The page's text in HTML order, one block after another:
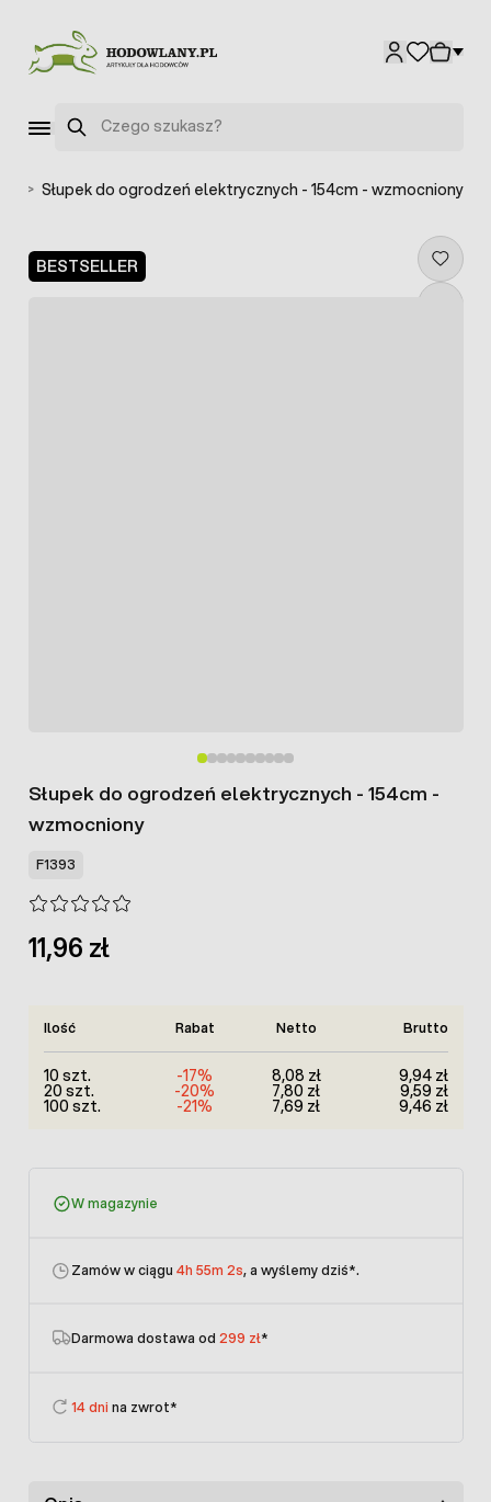
Szukaj
> Słupek do ogrodzeń elektrycznych - 154cm - wzmocniony
BESTSELLER
Słupek do ogrodzeń elektrycznych - 154cm -
wzmocniony
F1393
11,96 zł
Ilość Rabat Netto Brutto
10 szt. -17% 8,08 zł 9,94 zł
20 szt. -20% 7,80 zł 9,59 zł
100 szt. -21% 7,69 zł 9,46 zł
W magazynie
Zamów w ciągu 4h 55m 2s, a wyślemy dziś*.
Darmowa dostawa od 299 zł*
14 dni na zwrot*